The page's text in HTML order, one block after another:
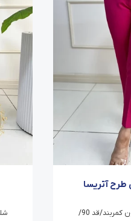
طرح آتریسا
شلوار راسته کلاسیک بدون کمربند/قد 90/